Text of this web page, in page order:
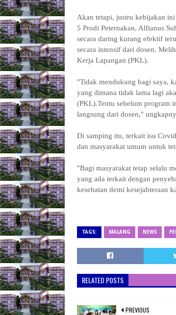
Akan tetapi, justru kebijakan ini
5 Prodi Peternakan, Alfianus
secara daring kurang efektif
secara intensif dari dosen.
Kerja Lapangan (PKL).
"Tidak mendukung bagi saya,
yang dimana tidak lama lagi
(PKL).Tentu sebelum program
langsung dari dosen,"
Di samping itu, terkait isu
dan masyarakat umum untuk
"Bagi masyarakat tetap selalu
yang ada terkait dengan
kesehatan demi kesejahteraan
TAGS: MALANG NEWS
RELATED POSTS
PREVIOUS